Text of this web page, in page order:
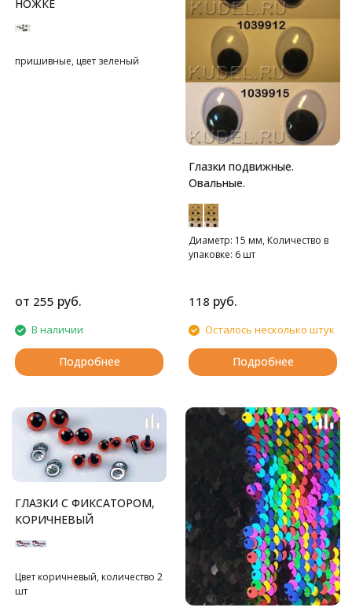
НОЖКЕ
пришивные, цвет зеленый
от 255 руб.
В наличии
Подробнее
Глазки подвижные.
Овальные.
Диаметр: 15 мм, Количество в
упаковке: 6 шт
118 руб.
Осталось несколько штук
Подробнее
ГЛАЗКИ С ФИКСАТОРОМ,
КОРИЧНЕВЫЙ
Цвет коричневый, количество 2
шт